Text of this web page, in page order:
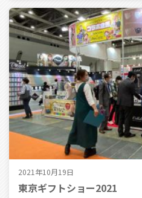
2021年10月19日
東京ギフトショー2021